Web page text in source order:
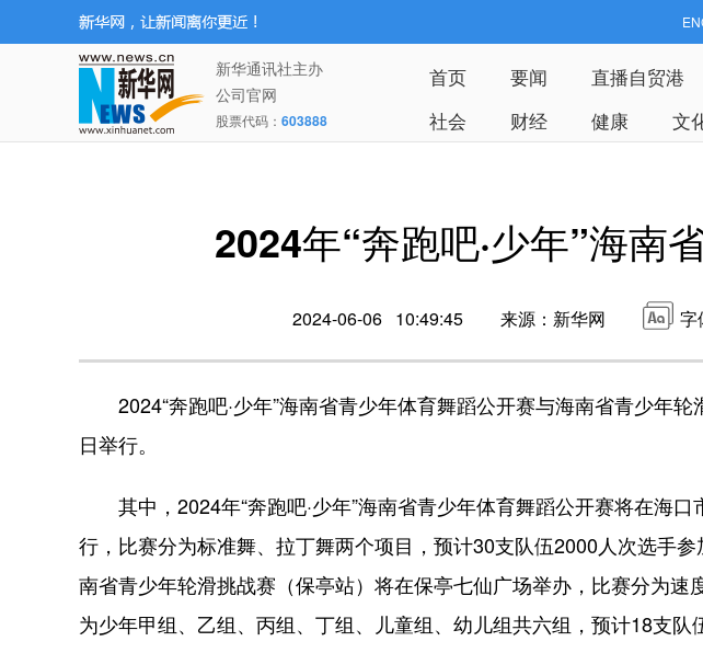
新华通讯社主办
公司官网
股票代码： 603888
首页 要闻 直播自贸港
社会
财经 健康 文
2024年“奔跑吧·少年”海南
2024-06-06 10:49:45 来源：新华网 字
2024“奔跑吧·少年”海南省青少年体育舞蹈公开赛与海南省青少年轮
日举行。
其中，2024年“奔跑吧·少年”海南省青少年体育舞蹈公开赛将在海口
行，比赛分为标准舞、拉丁舞两个项目，预计30支队伍2000人次选手参
南省青少年轮滑挑战赛（保亭站）将在保亭七仙广场举办，比赛分为速
为少年甲组、乙组、丙组、丁组、儿童组、幼儿组共六组，预计18支队